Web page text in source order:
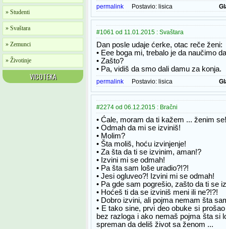
» Studenti
» Svaštara
» Zemunci
» Životinje
VICOTEKA
permalink Postavio: lisica
#1061 od 11.01.2015 : Svaštara
Dan posle udaje ćerke, otac reče ženi:
• Eee boga mi, trebalo je da naučimo
• Zašto?
• Pa, vidiš da smo dali damu za konja.
permalink Postavio: lisica
#2274 od 06.12.2015 : Bračni
• Ćale, moram da ti kažem ... ženim se!
• Odmah da mi se izviniš!
• Molim?
• Šta moliš, hoću izvinjenje!
• Za šta da ti se izvinim, aman!?
• Izvini mi se odmah!
• Pa šta sam loše uradio?!?!
• Jesi ogluveo?! Izvini mi se odmah!
• Pa gde sam pogrešio, zašto da ti se
• Hoćeš ti da se izviniš meni ili ne?!?!
• Dobro izvini, ali pojma nemam šta
• E tako sine, prvi deo obuke si
bez razloga i ako nemaš pojma šta si
spreman da deliš život sa ženom ...